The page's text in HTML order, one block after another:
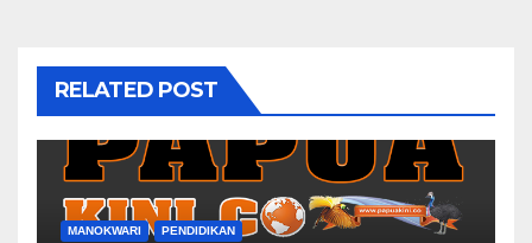
RELATED POST
MANOKWARI PENDIDIKAN